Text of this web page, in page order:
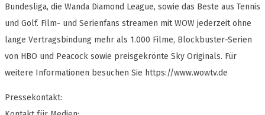
Bundesliga, die Wanda Diamond League, sowie das Beste aus Tennis
und Golf. Film- und Serienfans streamen mit WOW jederzeit ohne
lange Vertragsbindung mehr als 1.000 Filme, Blockbuster-Serien
von HBO und Peacock sowie preisgekrönte Sky Originals. Für
weitere Informationen besuchen Sie https://www.wowtv.de
Pressekontakt: